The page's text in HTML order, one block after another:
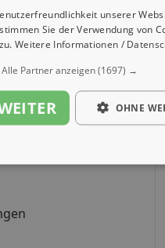
Möbelspedition
unserer
Sie der Verwendung von
Weitere Informationen /
Alle Partner anzeigen(1697) →
OHNE